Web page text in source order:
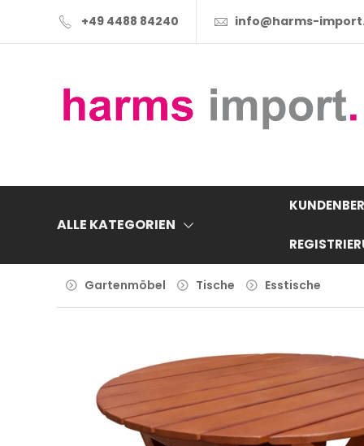
+49 4488 84240 info@harms-
ALLE KATEGORIEN
Gartenmöbel Tische Esstische